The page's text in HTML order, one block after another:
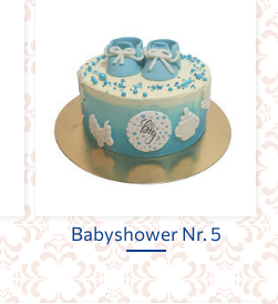
Babyshower Nr. 5